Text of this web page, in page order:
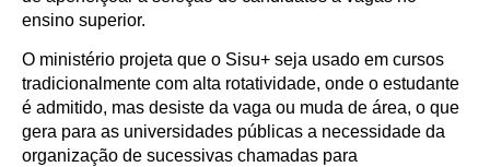
ensino superior.
O ministério projeta que o Sisu+ seja usado em cursos
tradicionalmente com alta rotatividade, onde o estudante
é admitido, mas desiste da vaga ou muda de área, o que
gera para as universidades públicas a necessidade da
organização de sucessivas chamadas para